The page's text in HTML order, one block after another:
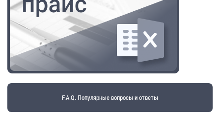
F.A.Q. Популярные вопросы и ответы